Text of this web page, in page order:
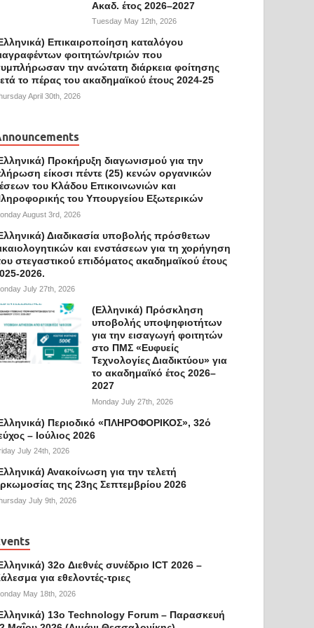
Ακαδ. έτος 2026–2027
Tuesday May 12th, 2026
Επικαιροποίηση καταλόγου
φοιτητών/τριών που
την ανώτατη διάρκεια φοίτησης
το πέρας του ακαδημαϊκού έτους 2024-25
April 30th, 2026
Προκήρυξη διαγωνισμού για την
είκοσι πέντε (25) κενών οργανικών
του Κλάδου Επικοινωνιών και
του Υπουργείου Εξωτερικών
August 3rd, 2026
Διαδικασία υποβολής πρόσθετων
και ενστάσεων για τη χορήγηση
στεγαστικού επιδόματος ακαδημαϊκού έτους
2026.
July 27th, 2026
(Ελληνικά) Πρόσκληση
υποβολής υποψηφιοτήτων
για την εισαγωγή φοιτητών
στο ΠΜΣ «Ευφυείς
Τεχνολογίες Διαδικτύου» για
το ακαδημαϊκό έτος 2026–
2027
Monday July 27th, 2026
Περιοδικό «ΠΛΗΡΟΦΟΡΙΚΟΣ», 32ό
– Ιούλιος 2026
July 24th, 2026
Ανακοίνωση για την τελετή
της 23ης Σεπτεμβρίου 2026
July 9th, 2026
32o Διεθνές συνέδριο ICT 2026 –
για εθελοντές-τριες
May 18th, 2026
13ο Technology Forum – Παρασκευή